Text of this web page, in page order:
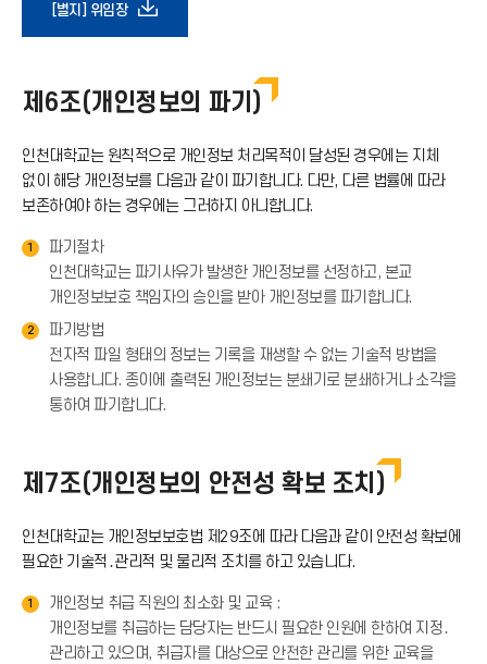
콘
아
이
[별지] 위임장다
로
드
이
제6조(개인정보의 파기)
인천대학교는 원칙적으로 개인정보 처리목적이 달성된 경우에는 지체
없이 해당 개인정보를 다음과 같이 파기합니다. 다만, 다른 법률에 따라
보존하여야 하는 경우에는 그러하지 아니합니다.
1
파기절차
인천대학교는 파기사유가 발생한 개인정보를 선정하고, 본교
개인정보보호 책임자의 승인을 받아 개인정보를 파기합니다.
2
파기방법
전자적 파일 형태의 정보는 기록을 재생할 수 없는 기술적 방법을
사용합니다. 종이에 출력된 개인정보는 분쇄기로 분쇄하거나 소각을
통하여 파기합니다.
제7조(개인정보의 안전성 확보 조치)
인천대학교는 개인정보보호법 제29조에 따라 다음과 같이 안전성 확보에
필요한 기술적․관리적 및 물리적 조치를 하고 있습니다.
1
개인정보 취급 직원의 최소화 및 교육 :
개인정보를 취급하는 담당자는 반드시 필요한 인원에 한하여 지정․
관리하고 있으며, 취급자를 대상으로 안전한 관리를 위한 교육을